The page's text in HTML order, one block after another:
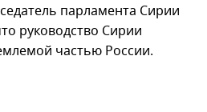
парламента Сирии
руководство Сирии
частью России.